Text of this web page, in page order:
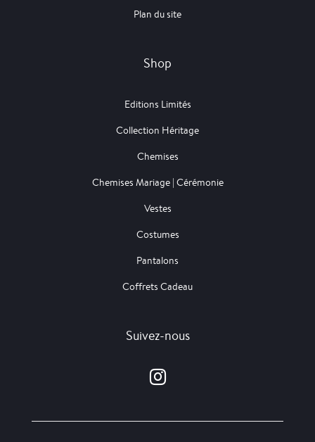
Plan du site
Shop
Editions Limités
Collection Héritage
Chemises
Chemises Mariage | Cérémonie
Vestes
Costumes
Pantalons
Coffrets Cadeau
Suivez-nous